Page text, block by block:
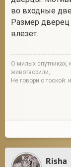
во входные
Размер дверец
влезет.
О милых спутниках,
животворили,
Не говори с тоской:
Risha